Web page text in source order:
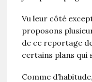
Vu leur côté
proposons
de ce reportage
certains plans qui
Comme